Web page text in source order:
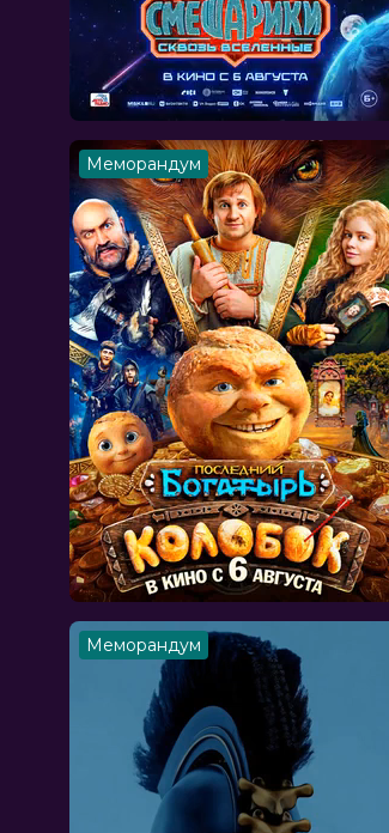
Меморандум
Меморандум